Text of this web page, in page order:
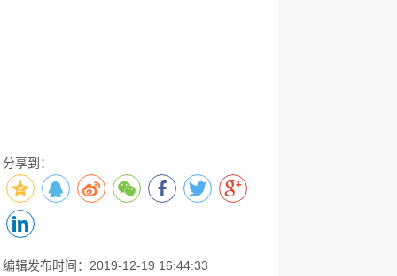
分享到：
编辑发布时间：2019-12-19 16:44:33